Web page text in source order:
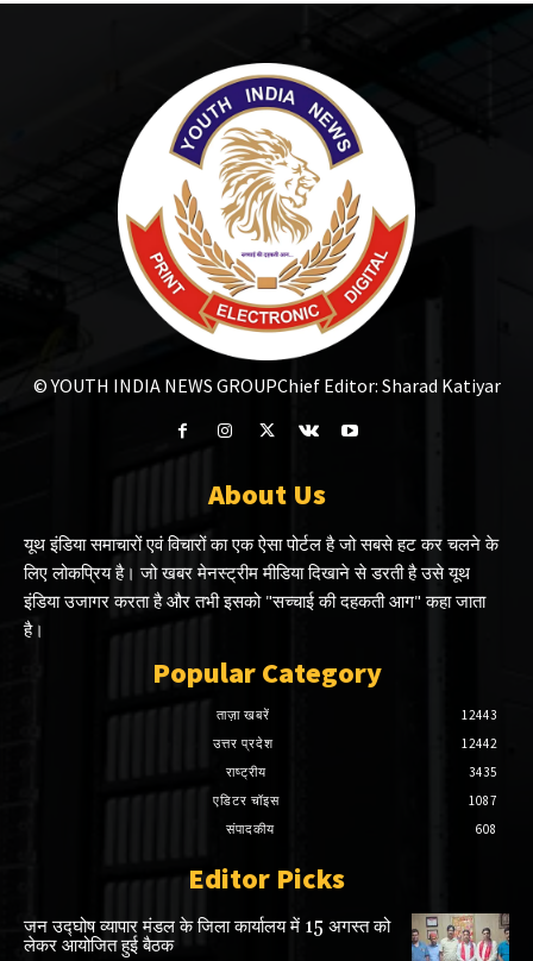
© YOUTH INDIA NEWS GROUPChief Editor: Sharad Katiyar
About Us
यूथ इंडिया समाचारों एवं विचारों का एक ऐसा पोर्टल है जो सबसे हट कर चलने के
लिए लोकप्रिय है। जो खबर मेनस्ट्रीम मीडिया दिखाने से डरती है उसे यूथ
इंडिया उजागर करता है और तभी इसको "सच्चाई की दहकती आग" कहा जाता
है।
Popular Category
ताज़ा खबरें
12443
उत्तर प्रदेश
12442
राष्ट्रीय
3435
एडिटर चॉइस
1087
संपादकीय
608
Editor Picks
जन उद्घोष व्यापार मंडल के जिला कार्यालय में 15 अगस्त को
लेकर आयोजित हुई बैठक